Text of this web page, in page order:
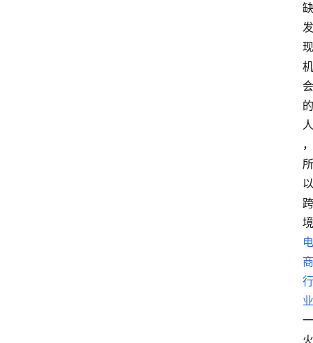
缺
发
现
机
会
的
人
，
所
以
跨
境
电
商
行
业
一
火